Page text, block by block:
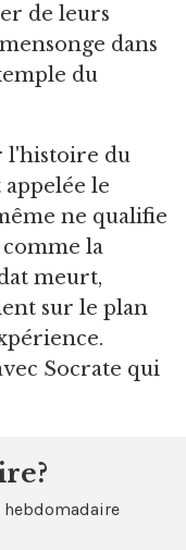
de leurs
dans
du
l'histoire du
le
ne qualifie
la
meurt,
sur le plan
Socrate qui
hebdomadaire